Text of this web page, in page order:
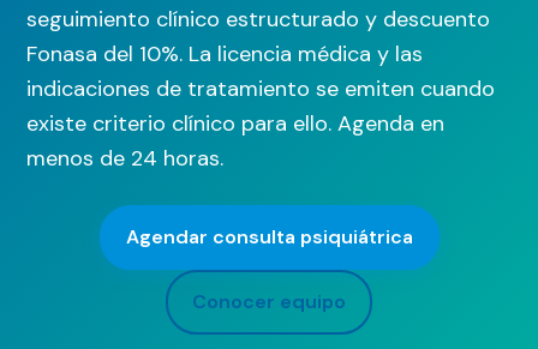
Convenios
Contacto
Agendar hora
seguimiento clínico estructurado y descuento
Fonasa del 10%. La licencia médica y las
indicaciones de tratamiento se emiten cuando
existe criterio clínico para ello. Agenda en
menos de 24 horas.
Agendar consulta psiquiátrica
Conocer equipo